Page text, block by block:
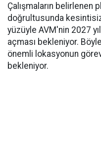
Çalışmaların belirlenen
doğrultusunda
yüzüyle AVM'nin 2027
açması bekleniyor.
önemli lokasyonun
bekleniyor.